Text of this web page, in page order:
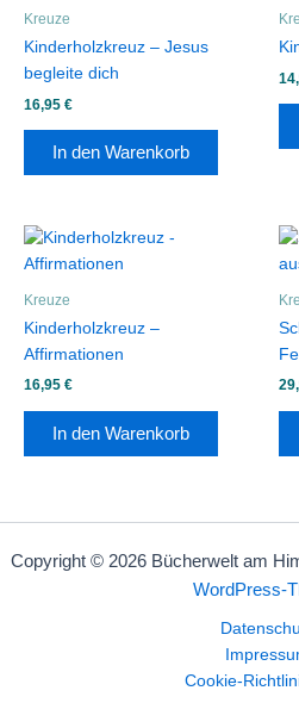
Kreuze
Kinderholzkreuz – Jesus
begleite dich
16,95 €
In den Warenkorb
Kreuze
Kinderholzkreuz –
Affirmationen
16,95 €
In den Warenkorb
Copyright © 2026 Bücherwelt am
WordPress-
Cookie-